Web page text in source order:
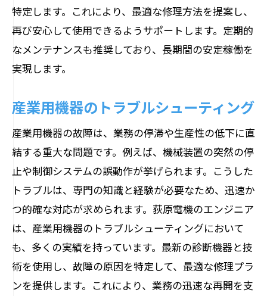
信頼できる故障診断サービスの選び方
荻原電機が選ばれる理由
お客様の声：成功事例から学ぶ
長野県内での実績と評価
アフターサポートの充実度
経験豊富なエンジニアが解説する電気機器故
障の原因と対策
よくある電気機器故障の原因
予防策と日常のメンテナンス方法
早期発見のためのチェックポイント
エンジニアが教えるトラブルシューティ
ング
故障しやすい部品とその対策法
特定します。これにより、最適な修理方法を提案し、
再び安心して使用できるようサポートします。定期的
なメンテナンスも推奨しており、長期間の安定稼働を
実現します。
産業用機器のトラブルシューティング
産業用機器の故障は、業務の停滞や生産性の低下に直
結する重大な問題です。例えば、機械装置の突然の停
止や制御システムの誤動作が挙げられます。こうした
トラブルは、専門の知識と経験が必要なため、迅速か
つ的確な対応が求められます。荻原電機のエンジニア
は、産業用機器のトラブルシューティングにおいて
も、多くの実績を持っています。最新の診断機器と技
術を使用し、故障の原因を特定して、最適な修理プラ
ンを提供します。これにより、業務の迅速な再開を支